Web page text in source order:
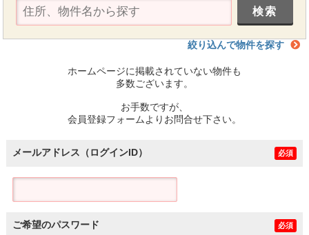
絞り込んで物件を探す
ホームページに掲載されていない物件も
多数ございます。
お手数ですが、
会員登録フォームよりお問合せ下さい。
メールアドレス（ログインID） 必須
ご希望のパスワード 必須